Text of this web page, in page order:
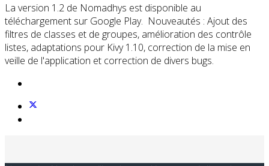
La version 1.2 de Nomadhys est disponible au
téléchargement sur Google Play. Nouveautés : Ajout des
filtres de classes et de groupes, amélioration des contrôle
listes, adaptations pour Kivy 1.10, correction de la mise en
veille de l'application et correction de divers bugs.